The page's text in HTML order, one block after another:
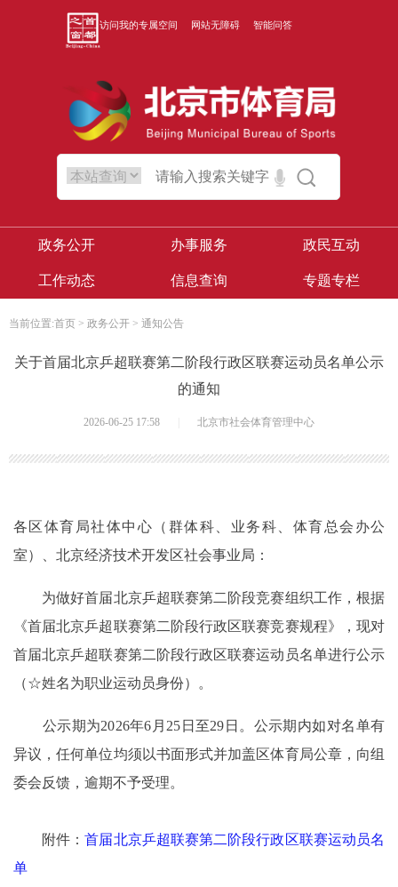
访问我的专属空间 网站无障碍 智能问答
政务公开 办事服务 政民互动
工作动态 信息查询 专题专栏
当前位置:首页 > 政务公开 > 通知公告
关于首届北京乒超联赛第二阶段行政区联赛运动员名单公示
的通知
2026-06-25 17:58 北京市社会体育管理中心
各区体育局社体中心（群体科、业务科、体育总会办公
室）、北京经济技术开发区社会事业局：
为做好首届北京乒超联赛第二阶段竞赛组织工作，根据
《首届北京乒超联赛第二阶段行政区联赛竞赛规程》，现对
首届北京乒超联赛第二阶段行政区联赛运动员名单进行公示
（☆姓名为职业运动员身份）。
公示期为2026年6月25日至29日。公示期内如对名单有
异议，任何单位均须以书面形式并加盖区体育局公章，向组
委会反馈，逾期不予受理。
附件：首届北京乒超联赛第二阶段行政区联赛运动员名
单